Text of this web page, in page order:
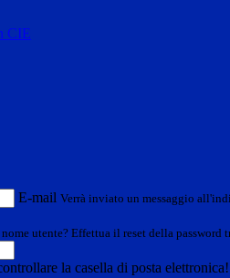
CIE
E-mail Verrà inviato un messaggio
utente? Effettua il reset della password
la casella di posta elettronica!